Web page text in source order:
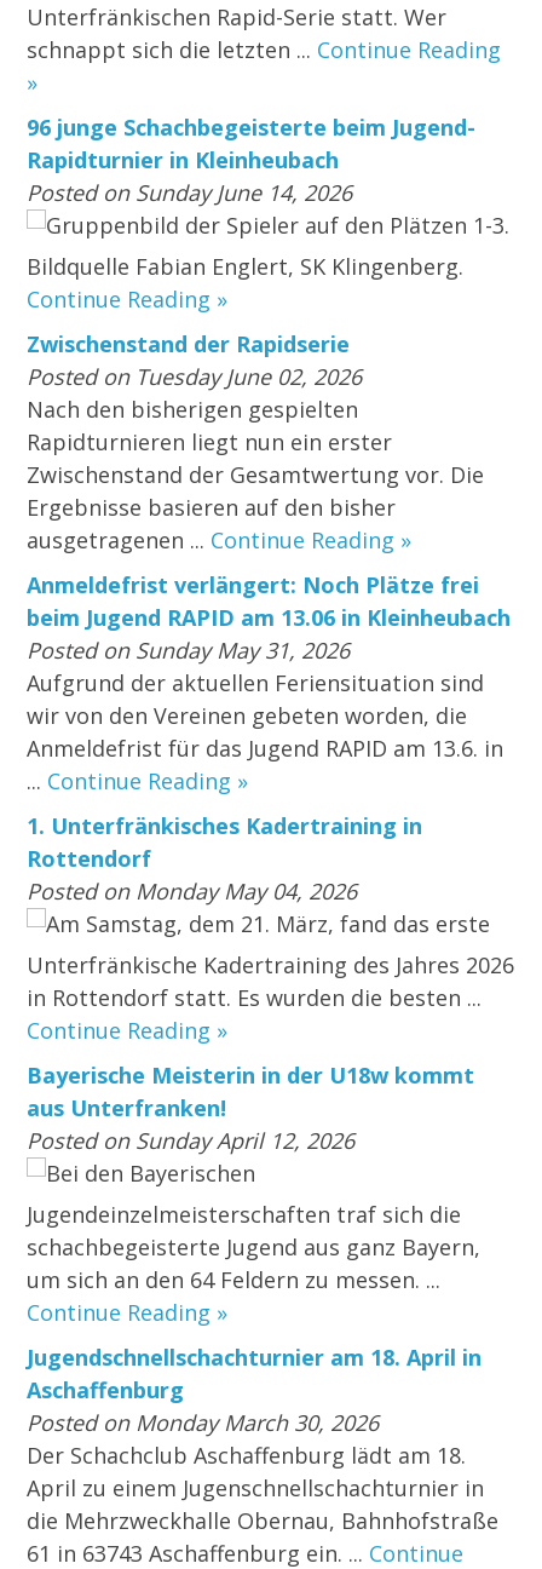
Unterfränkischen Rapid-Serie statt. Wer
schnappt sich die letzten ... Continue Reading
»
96 junge Schachbegeisterte beim Jugend-
Rapidturnier in Kleinheubach
Posted on Sunday June 14, 2026
Gruppenbild der Spieler auf den Plätzen 1-3.
Bildquelle Fabian Englert, SK Klingenberg.
Continue Reading »
Zwischenstand der Rapidserie
Posted on Tuesday June 02, 2026
Nach den bisherigen gespielten
Rapidturnieren liegt nun ein erster
Zwischenstand der Gesamtwertung vor. Die
Ergebnisse basieren auf den bisher
ausgetragenen ... Continue Reading »
Anmeldefrist verlängert: Noch Plätze frei
beim Jugend RAPID am 13.06 in Kleinheubach
Posted on Sunday May 31, 2026
Aufgrund der aktuellen Feriensituation sind
wir von den Vereinen gebeten worden, die
Anmeldefrist für das Jugend RAPID am 13.6. in
... Continue Reading »
1. Unterfränkisches Kadertraining in
Rottendorf
Posted on Monday May 04, 2026
Am Samstag, dem 21. März, fand das erste
Unterfränkische Kadertraining des Jahres 2026
in Rottendorf statt. Es wurden die besten ...
Continue Reading »
Bayerische Meisterin in der U18w kommt
aus Unterfranken!
Posted on Sunday April 12, 2026
Bei den Bayerischen
Jugendeinzelmeisterschaften traf sich die
schachbegeisterte Jugend aus ganz Bayern,
um sich an den 64 Feldern zu messen. ...
Continue Reading »
Jugendschnellschachturnier am 18. April in
Aschaffenburg
Posted on Monday March 30, 2026
Der Schachclub Aschaffenburg lädt am 18.
April zu einem Jugenschnellschachturnier in
die Mehrzweckhalle Obernau, Bahnhofstraße
61 in 63743 Aschaffenburg ein. ... Continue